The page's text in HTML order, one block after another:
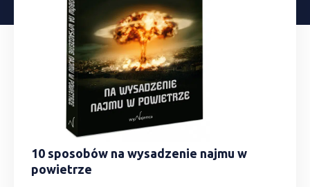
10 sposobów na wysadzenie najmu w
powietrze